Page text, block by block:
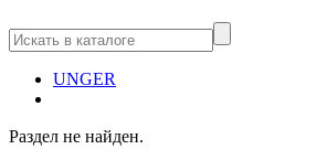
UNGER
Раздел не найден.